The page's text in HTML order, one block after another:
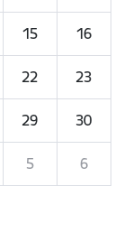
15 16
22 23
29 30
5 6